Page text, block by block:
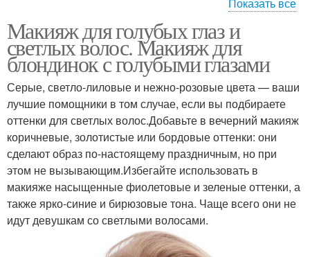
Косметика в макияже Набор для макияжа
Макияж в коричневых
тонах
Коричневые тени
Макияж для голубых глаз и
светлых волос. Макияж для
блондинок с голубыми глазами
Серые, светло-лиловые и нежно-розовые цвета — ваши
лучшие помощники в том случае, если вы подбираете
оттенки для светлых волос.Добавьте в вечерний макияж
коричневые, золотистые или бордовые оттенки: они
сделают образ по-настоящему праздничным, но при
этом не вызывающим.Избегайте использовать в
макияже насыщенные фиолетовые и зеленые оттенки, а
также ярко-синие и бирюзовые тона. Чаще всего они не
идут девушкам со светлыми волосами.